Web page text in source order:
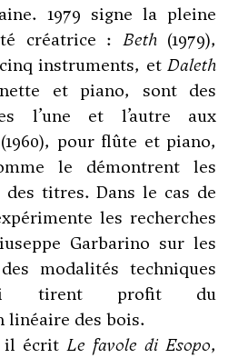
1979 signe la pleine
créatrice : Beth(1979),
instruments, et Daleth
et piano, sont des
l’une et l’autre aux
pour flûte et piano,
le démontrent les
titres. Dans le cas de
les recherches
Garbarino sur les
modalités techniques
tirent profit du
linéaire des bois.
il écrit Le favole di Esopo,